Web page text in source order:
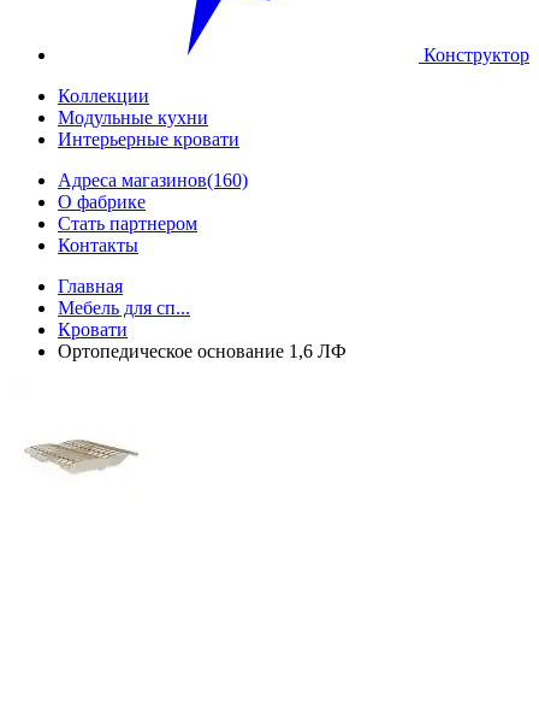
Конструктор
Коллекции
Модульные кухни
Интерьерные кровати
Адреса магазинов(160)
О фабрике
Стать партнером
Контакты
Главная
Мебель для сп...
Кровати
Ортопедическое основание 1,6 ЛФ